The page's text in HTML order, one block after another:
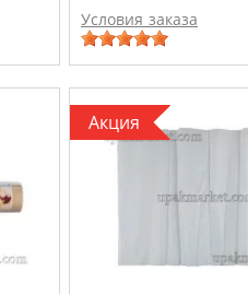
Условия заказа
Акция